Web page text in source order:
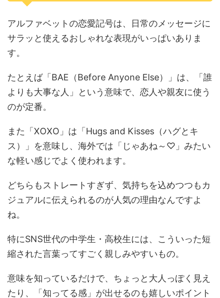
アルファベットの恋愛記号は、日常のメッセージに
サラッと使えるおしゃれな表現がいっぱいありま
す。
たとえば「BAE（Before Anyone Else）」は、「誰
よりも大事な人」という意味で、恋人や親友に使う
のが定番。
また「XOXO」は「Hugs and Kisses（ハグとキ
ス）」を意味し、海外では「じゃあね～♡」みたい
な軽い感じでよく使われます。
どちらもストレートすぎず、気持ちを込めつつもカ
ジュアルに伝えられるのが人気の理由なんですよ
ね。
特にSNS世代の中学生・高校生には、こういった短
縮された言葉ってすごく親しみやすいもの。
意味を知っているだけで、ちょっと大人っぽく見え
たり、「知ってる感」が出せるのも嬉しいポイント